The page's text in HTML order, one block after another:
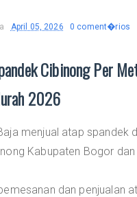
April 05, 2026 0 coment�rios
Cibinong Per
2026
menjual atap spandek
Kabupaten Bogor
dan penjualan